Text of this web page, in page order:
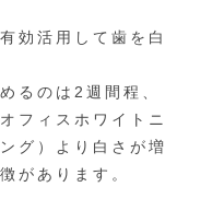
効活用して歯を白
るのは2週間程、
フィスホワイトニ
グ）より白さが増
があります。